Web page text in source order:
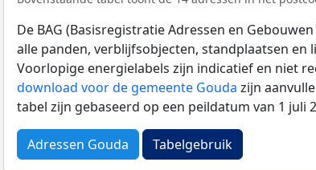
De BAG (Basisregistratie Adressen en
alle panden, verblijfsobjecten, standplaatsen
Voorlopige energielabels zijn indicatief en niet
download voor de gemeente Gouda zijn
tabel zijn gebaseerd op een peildatum van 1
Adressen Gouda Tabelgebruik